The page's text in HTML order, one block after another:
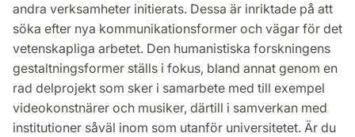
andra verksamheter initierats. Dessa är inriktade på att
söka efter nya kommunikationsformer och vägar för det
vetenskapliga arbetet. Den humanistiska forskningens
gestaltningsformer ställs i fokus, bland annat genom en
rad delprojekt som sker i samarbete med till exempel
videokonstnärer och musiker, därtill i samverkan med
institutioner såväl inom som utanför universitetet. Är du